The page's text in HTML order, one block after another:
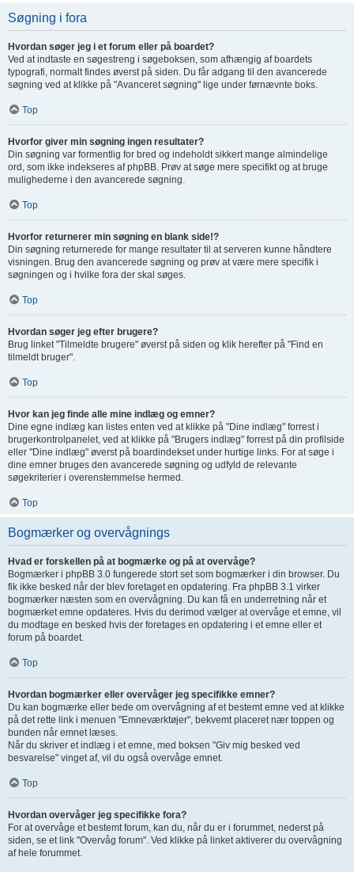
Søgning i fora
Hvordan søger jeg i et forum eller på boardet?
Ved at indtaste en søgestreng i søgeboksen, som afhængig af boardets
typografi, normalt findes øverst på siden. Du får adgang til den avancerede
søgning ved at klikke på "Avanceret søgning" lige under førnævnte boks.
Top
Hvorfor giver min søgning ingen resultater?
Din søgning var formentlig for bred og indeholdt sikkert mange almindelige
ord, som ikke indekseres af phpBB. Prøv at søge mere specifikt og at bruge
mulighederne i den avancerede søgning.
Top
Hvorfor returnerer min søgning en blank side!?
Din søgning returnerede for mange resultater til at serveren kunne håndtere
visningen. Brug den avancerede søgning og prøv at være mere specifik i
søgningen og i hvilke fora der skal søges.
Top
Hvordan søger jeg efter brugere?
Brug linket "Tilmeldte brugere" øverst på siden og klik herefter på "Find en
tilmeldt bruger".
Top
Hvor kan jeg finde alle mine indlæg og emner?
Dine egne indlæg kan listes enten ved at klikke på "Dine indlæg" forrest i
brugerkontrolpanelet, ved at klikke på "Brugers indlæg" forrest på din profilside
eller "Dine indlæg" øverst på boardindekset under hurtige links. For at søge i
dine emner bruges den avancerede søgning og udfyld de relevante
søgekriterier i overenstemmelse hermed.
Top
Bogmærker og overvågnings
Hvad er forskellen på at bogmærke og på at overvåge?
Bogmærker i phpBB 3.0 fungerede stort set som bogmærker i din browser. Du
fik ikke besked når der blev foretaget en opdatering. Fra phpBB 3.1 virker
bogmærker næsten som en overvågning. Du kan få en underretning når et
bogmærket emne opdateres. Hvis du derimod vælger at overvåge et emne, vil
du modtage en besked hvis der foretages en opdatering i et emne eller et
forum på boardet.
Top
Hvordan bogmærker eller overvåger jeg specifikke emner?
Du kan bogmærke eller bede om overvågning af et bestemt emne ved at klikke
på det rette link i menuen "Emneværktøjer", bekvemt placeret nær toppen og
bunden når emnet læses.
Når du skriver et indlæg i et emne, med boksen "Giv mig besked ved
besvarelse" vinget af, vil du også overvåge emnet.
Top
Hvordan overvåger jeg specifikke fora?
For at overvåge et bestemt forum, kan du, når du er i forummet, nederst på
siden, se et link "Overvåg forum". Ved klikke på linket aktiverer du overvågning
af hele forummet.